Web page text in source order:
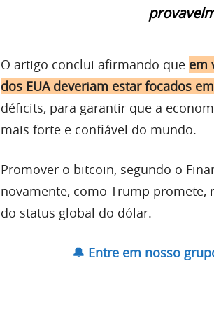
O artigo conclui afirmando que em
dos EUA deveriam estar focados
déficits, para garantir que a
mais forte e confiável do mundo.
Promover o bitcoin, segundo o
novamente, como Trump promete,
do status global do dólar.
🔔 Entre em nosso